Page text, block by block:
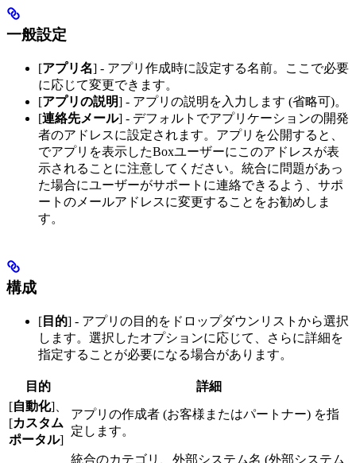
一般設定
[アプリ名] - アプリ作成時に設定する名前。ここで必要
に応じて変更できます。
[アプリの説明] - アプリの説明を入力します (省略可)。
[連絡先メール] - デフォルトでアプリケーションの開発
者のアドレスに設定されます。アプリを公開すると、
でアプリを表示したBoxユーザーにこのアドレスが表
示されることに注意してください。統合に問題があっ
た場合にユーザーがサポートに連絡できるよう、サポ
ートのメールアドレスに変更することをお勧めしま
す。
構成
[ 目的] - アプリの目的をドロップダウンリストから選択
します。選択したオプションに応じて、さらに詳細を
指定することが必要になる場合があります。
目的
詳細
[自動化]、
[カスタム
ポータル]
アプリの作成者 (お客様またはパートナー) を指
定します。
統合のカテゴリ、外部システム名 (外部システム